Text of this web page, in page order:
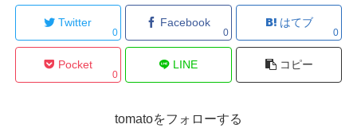
Twitter
0
Facebook
0
はてブ
0
Pocket
0
LINE コピー
tomatoをフォローする